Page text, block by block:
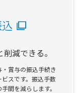
減できる。
賞与の振込手続き
スです。振込手数
間を減らします。